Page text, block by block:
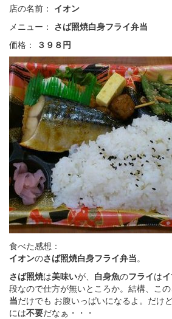
店の名前： イオン
メニュー： さば照焼白身フライ弁当
価格：
３９８円
食べた感想：
イオンのさば照焼白身フライ弁当。
さば照焼は美味いが、 白身魚のフライは
段なので仕方が無いところか。結構、この
当だけでも お腹いっぱいになるよ。だけど
には不要だなぁ・・・